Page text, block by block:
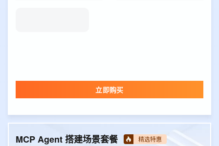
立即购买
MCP Agent 搭建场景套餐 精选特惠